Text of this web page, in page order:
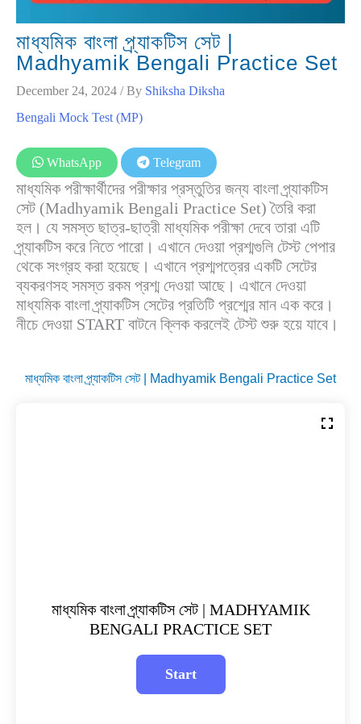
মাধ্যমিক বাংলা প্র্যাকটিস সেট |
Madhyamik Bengali Practice Set
December 24, 2024 / By Shiksha Diksha
Bengali Mock Test (MP)
WhatsApp Telegram
মাধ্যমিক পরীক্ষার্থীদের পরীক্ষার প্রস্তুতির জন্য বাংলা প্র্যাকটিস
সেট (Madhyamik Bengali Practice Set) তৈরি করা
হল। যে সমস্ত ছাত্র-ছাত্রী মাধ্যমিক পরীক্ষা দেবে তারা এটি
প্র্যাকটিস করে নিতে পারো। এখানে দেওয়া প্রশ্মগুলি টেস্ট পেপার
থেকে সংগ্রহ করা হয়েছে। এখানে প্রশ্মপত্রের একটি সেটের
ব্যকরণসহ সমস্ত রকম প্রশ্ম দেওয়া আছে। এখানে দেওয়া
মাধ্যমিক বাংলা প্র্যাকটিস সেটের প্রতিটি প্রশ্মের মান এক করে।
নীচে দেওয়া START বাটনে ক্লিক করলেই টেস্ট শুরু হয়ে যাবে।
মাধ্যমিক বাংলা প্র্যাকটিস সেট | Madhyamik Bengali Practice Set
মাধ্যমিক বাংলা প্র্যাকটিস সেট | MADHYAMIK
BENGALI PRACTICE SET